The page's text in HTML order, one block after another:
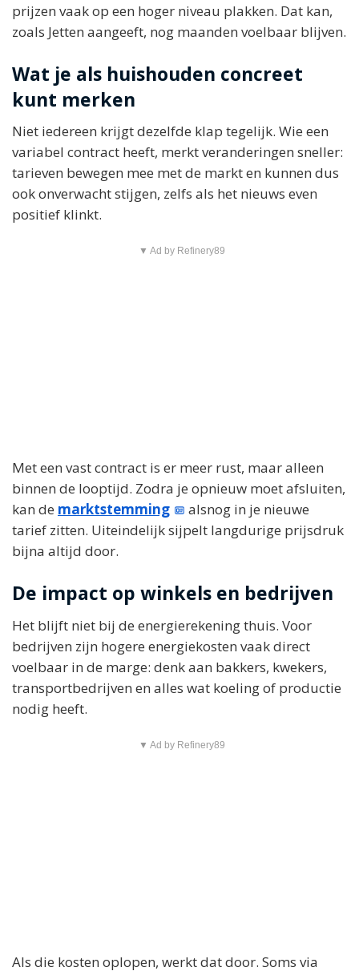
prijzen vaak op een hoger niveau plakken. Dat kan,
zoals Jetten aangeeft, nog maanden voelbaar blijven.
Wat je als huishouden concreet
kunt merken
Niet iedereen krijgt dezelfde klap tegelijk. Wie een
variabel contract heeft, merkt veranderingen sneller:
tarieven bewegen mee met de markt en kunnen dus
ook onverwacht stijgen, zelfs als het nieuws even
positief klinkt.
▼ Ad by Refinery89
Met een vast contract is er meer rust, maar alleen
binnen de looptijd. Zodra je opnieuw moet afsluiten,
kan de marktstemming
alsnog in je nieuwe
tarief zitten. Uiteindelijk sijpelt langdurige prijsdruk
bijna altijd door.
De impact op winkels en bedrijven
Het blijft niet bij de energierekening thuis. Voor
bedrijven zijn hogere energiekosten vaak direct
voelbaar in de marge: denk aan bakkers, kwekers,
transportbedrijven en alles wat koeling of productie
nodig heeft.
▼ Ad by Refinery89
Als die kosten oplopen, werkt dat door. Soms via